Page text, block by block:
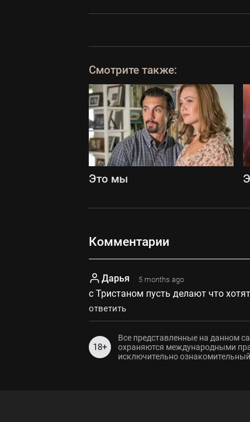
Смотрите также:
Это мы
Комментарии
Дарья 5 months ago
с Тристаном пусть делают что
ответить
18+
Все представленные на данном
охраняются международными
исключительно